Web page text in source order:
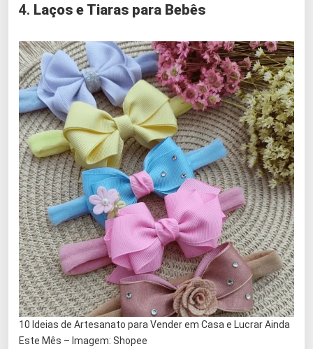
4. Laços e Tiaras para Bebês
10 Ideias de Artesanato para Vender em Casa e Lucrar Ainda
Este Mês – Imagem: Shopee